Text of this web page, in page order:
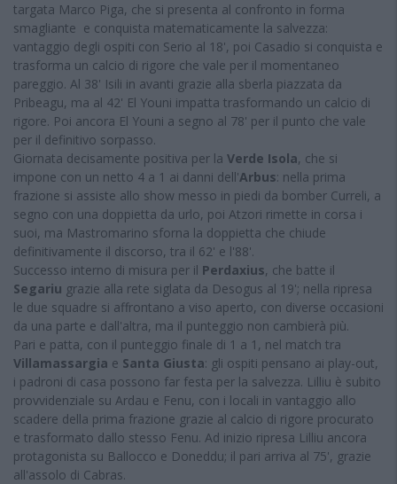
targata Marco Piga, che si presenta al confronto in forma
smagliante e conquista matematicamente la salvezza:
vantaggio degli ospiti con Serio al 18', poi Casadio si conquista e
trasforma un calcio di rigore che vale per il momentaneo
pareggio. Al 38' Isili in avanti grazie alla sberla piazzata da
Pribeagu, ma al 42' El Youni impatta trasformando un calcio di
rigore. Poi ancora El Youni a segno al 78' per il punto che vale
per il definitivo sorpasso.
Giornata decisamente positiva per la Verde Isola, che si
impone con un netto 4 a 1 ai danni dell'Arbus: nella prima
frazione si assiste allo show messo in piedi da bomber Curreli, a
segno con una doppietta da urlo, poi Atzori rimette in corsa i
suoi, ma Mastromarino sforna la doppietta che chiude
definitivamente il discorso, tra il 62' e l'88'.
Successo interno di misura per il Perdaxius, che batte il
Segariu grazie alla rete siglata da Desogus al 19'; nella ripresa
le due squadre si affrontano a viso aperto, con diverse occasioni
da una parte e dall'altra, ma il punteggio non cambierà più.
Pari e patta, con il punteggio finale di 1 a 1, nel match tra
Villamassargia e Santa Giusta: gli ospiti pensano ai play-out,
i padroni di casa possono far festa per la salvezza. Lilliu è subito
provvidenziale su Ardau e Fenu, con i locali in vantaggio allo
scadere della prima frazione grazie al calcio di rigore procurato
e trasformato dallo stesso Fenu. Ad inizio ripresa Lilliu ancora
protagonista su Ballocco e Doneddu; il pari arriva al 75', grazie
all'assolo di Cabras.